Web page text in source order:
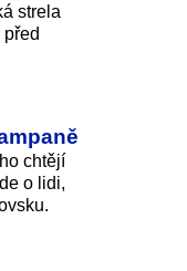
strela
chtějí
o lidi,